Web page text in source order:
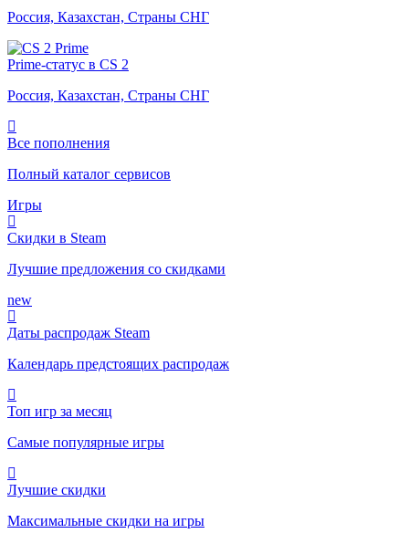
Россия, Казахстан, Страны СНГ
Prime-статус в CS 2
Россия, Казахстан, Страны СНГ
Все пополнения
Полный каталог сервисов
Игры
Скидки в Steam
Лучшие предложения со скидками
new
Даты распродаж Steam
Календарь предстоящих распродаж
Топ игр за месяц
Самые популярные игры
Лучшие скидки
Максимальные скидки на игры